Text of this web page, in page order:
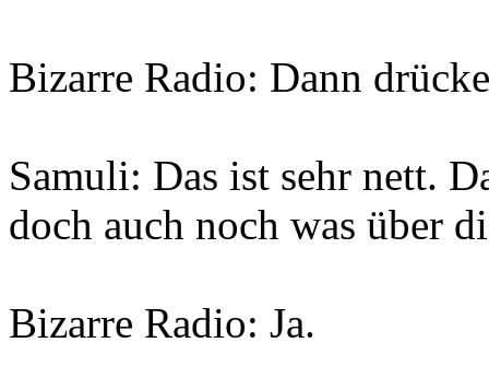
Bizarre Radio: Dann
Samuli: Das ist sehr nett.
doch auch noch was über
Bizarre Radio: Ja.